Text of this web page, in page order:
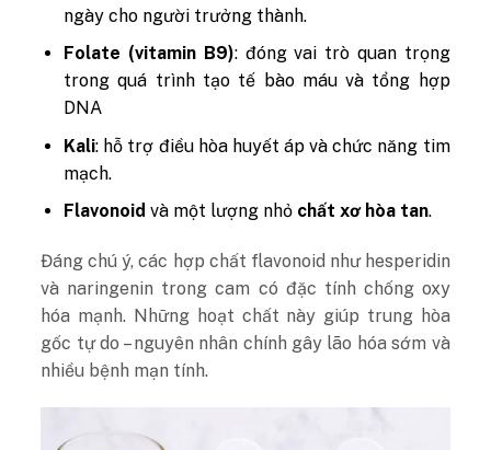
ngày cho người trưởng thành.
Folate (vitamin B9): đóng vai trò quan trọng
trong quá trình tạo tế bào máu và tổng hợp
DNA
Kali: hỗ trợ điều hòa huyết áp và chức năng tim
mạch.
Flavonoid và một lượng nhỏ chất xơ hòa tan.
Đáng chú ý, các hợp chất flavonoid như hesperidin
và naringenin trong cam có đặc tính chống oxy
hóa mạnh. Những hoạt chất này giúp trung hòa
gốc tự do – nguyên nhân chính gây lão hóa sớm và
nhiều bệnh mạn tính.